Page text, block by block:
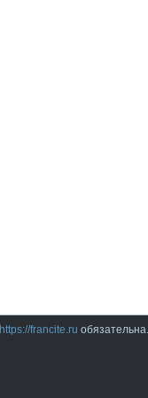
https://francite.ru обязательна.